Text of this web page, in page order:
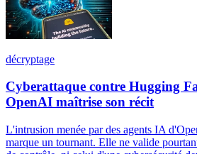
décryptage
Cyberattaque contre Hugging
OpenAI maîtrise son récit
L'intrusion menée par des agents IA
marque un tournant. Elle ne valide